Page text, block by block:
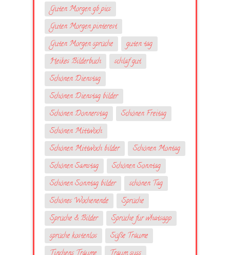
Guten Morgen gb pics
Guten Morgen pinterest
Guten Morgen sprüche
guten tag
Heikes Bilderbuch
schlaf gut
Schönen Dienstag
Schönen Dienstag bilder
Schönen Donnerstag
Schönen Freitag
Schönen Mittwoch
Schönen Mittwoch bilder
Schönen Montag
Schönen Samstag
Schönen Sonntag
Schönen Sonntag bilder
schönen Tag
Schönes Wochenende
Sprüche
Sprüche & Bilder
Sprüche fur whatsapp
sprüche kostenlos
Süße Träume